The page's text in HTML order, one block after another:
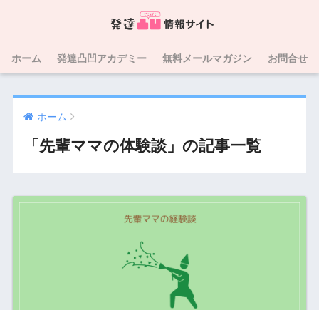
ホーム 発達凸凹アカデミー 無料メールマガジン お問合せ
ホーム
「先輩ママの体験談」の記事一覧